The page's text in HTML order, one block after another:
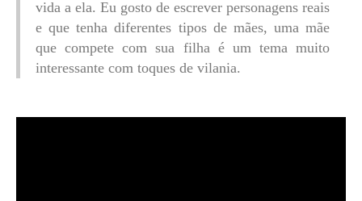
vida a ela. Eu gosto de escrever personagens reais
e que tenha diferentes tipos de mães, uma mãe
que compete com sua filha é um tema muito
interessante com toques de vilania.